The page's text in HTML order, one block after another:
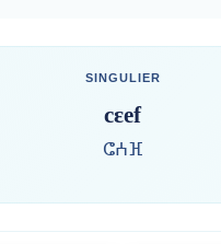
SINGULIER
cɛef
ⵛⵄⴼ